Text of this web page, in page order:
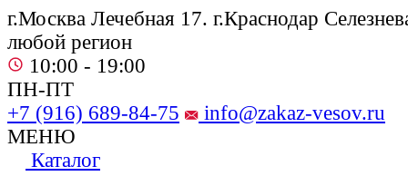
г.Москва Лечебная 17. г.Краснодар
любой регион
10:00 - 19:00
ПН-ПТ
+7 (916) 689-84-75
info@zakaz-vesov.ru
МЕНЮ
Каталог